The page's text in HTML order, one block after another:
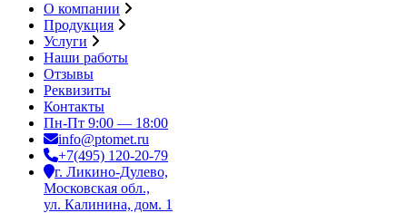
О компании
Продукция
Услуги
Наши работы
Отзывы
Реквизиты
Контакты
Пн-Пт 9:00 — 18:00
info@ptomet.ru
+7(495) 120-20-79
г. Ликино-Дулево,
Московская обл.,
ул. Калинина, дом. 1